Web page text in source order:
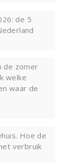
de 5
de zomer
welke
waar de
Hoe de
verbruik